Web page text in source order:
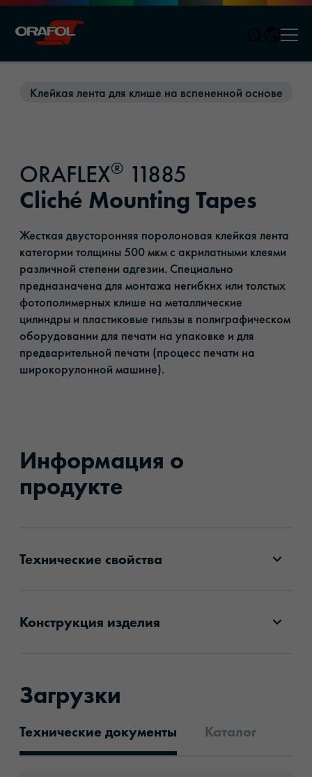
Клейкая лента для клише на вспененной основе
ORAFLEX® 11885
Cliché Mounting Tapes
Жесткая двусторонняя поролоновая клейкая лента
категории толщины 500 мкм с акрилатными клеями
различной степени адгезии. Специально
предназначена для монтажа негибких или толстых
фотополимерных клише на металлические
цилиндры и пластиковые гильзы в полиграфическом
оборудовании для печати на упаковке и для
предварительной печати (процесс печати на
широкорулонной машине).
Информация о
продукте
Технические свойства
Конструкция изделия
Загрузки
Технические документы Каталог